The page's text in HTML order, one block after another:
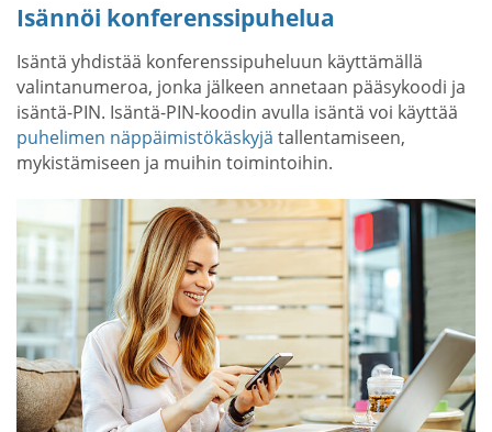
Isännöi konferenssipuhelua
Isäntä yhdistää konferenssipuheluun käyttämällä
valintanumeroa, jonka jälkeen annetaan pääsykoodi ja
isäntä-PIN. Isäntä-PIN-koodin avulla isäntä voi käyttää
puhelimen näppäimistökäskyjä tallentamiseen,
mykistämiseen ja muihin toimintoihin.